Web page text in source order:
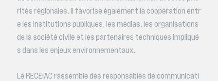
rités régionales. Il favorise également la coopération entr
e les institutions publiques, les médias, les organisations
de la société civile et les partenaires techniques impliqué
s dans les enjeux environnementaux.
Le RECEIAC rassemble des responsables de communicati